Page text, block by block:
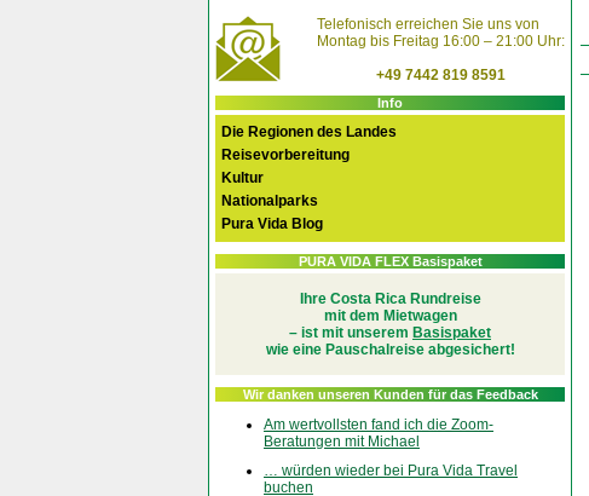
Telefonisch erreichen Sie uns von
Montag bis Freitag 16:00 – 21:00 Uhr:
+49 7442 819 8591
Info
Die Regionen des Landes
Reisevorbereitung
Kultur
Nationalparks
Pura Vida Blog
PURA VIDA FLEX Basispaket
Ihre Costa Rica Rundreise
mit dem Mietwagen
– ist mit unserem Basispaket
wie eine Pauschalreise abgesichert!
Wir danken unseren Kunden für das Feedback
Am wertvollsten fand ich die Zoom-
Beratungen mit Michael
… würden wieder bei Pura Vida Travel
buchen